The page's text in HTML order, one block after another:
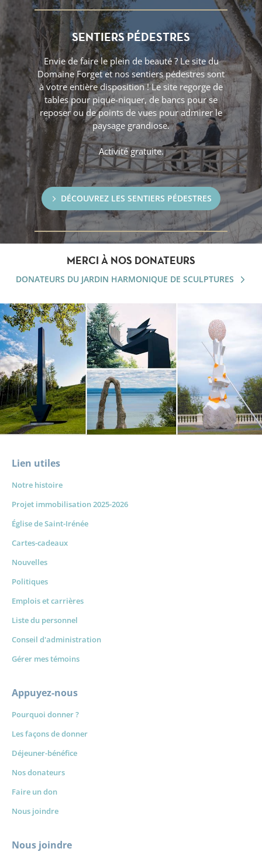
SENTIERS PÉDESTRES
Envie de faire le plein de beauté ? Le site du
Domaine Forget et nos sentiers pédestres sont
à votre entière disposition ! Le site regorge de
tables pour pique-niquer, de bancs pour se
reposer ou de points de vues pour admirer le
paysage grandiose.
Activité gratuite.
DÉCOUVREZ LES SENTIERS PÉDESTRES
MERCI À NOS DONATEURS
DONATEURS DU JARDIN HARMONIQUE DE SCULPTURES
Nous joindre
Lien utiles
Notre histoire
Projet immobilisation 2025-2026
Église de Saint-Irénée
Cartes-cadeaux
Nouvelles
Politiques
Emplois et carrières
Liste du personnel
Conseil d'administration
Gérer mes témoins
Appuyez-nous
Pourquoi donner ?
Les façons de donner
Déjeuner-bénéfice
Nos donateurs
Faire un don
Nous joindre